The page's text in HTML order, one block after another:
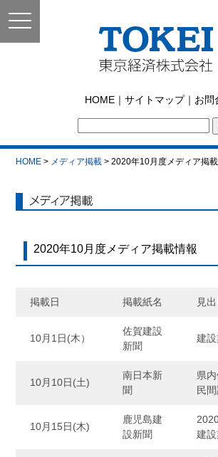
TOKEI
HOME ｜ サイトマップ｜ お問
HOME > メディア掲載 > 2020年10月度メディア掲
toggle
navigation
2020年10月度メディア掲載情報
掲載日 掲載紙名 見
10月1日(木）
佐賀建設
新聞
建
10月10日(土)
南日本新
聞
県
民
10月15日(木)
鹿児島建
設新聞
建